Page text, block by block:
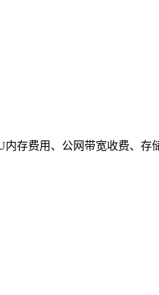
存费用、公网带宽收费、存